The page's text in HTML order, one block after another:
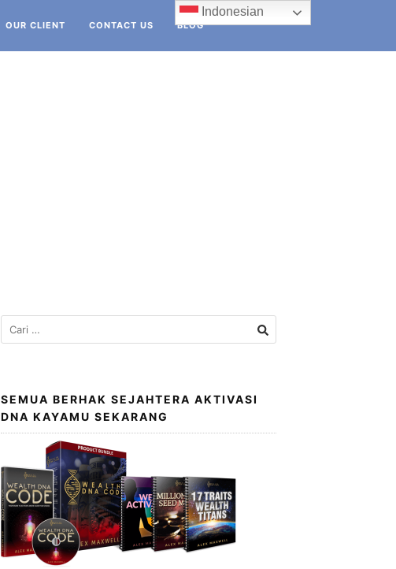
OUR CLIENT CONTACT US BLOG
SEMUA BERHAK SEJAHTERA AKTIVASI
DNA KAYAMU SEKARANG
Indonesian